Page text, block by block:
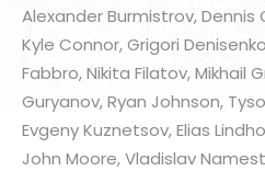
Alexander Burmistrov, Dennis
Kyle Connor, Grigori
Fabbro, Nikita Filatov, Mikhail
Guryanov, Ryan Johnson,
Evgeny Kuznetsov, Elias
John Moore, Vladislav